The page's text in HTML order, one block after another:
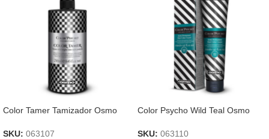
Color Tamer Tamizador Osmo
SKU: 063107
Color Psycho Wild Teal Osmo
SKU: 063110